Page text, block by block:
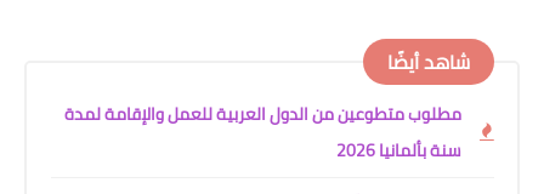
شاهد أيضًا
مطلوب متطوعين من الدول العربية للعمل والإقامة لمدة
سنة بألمانيا 2026